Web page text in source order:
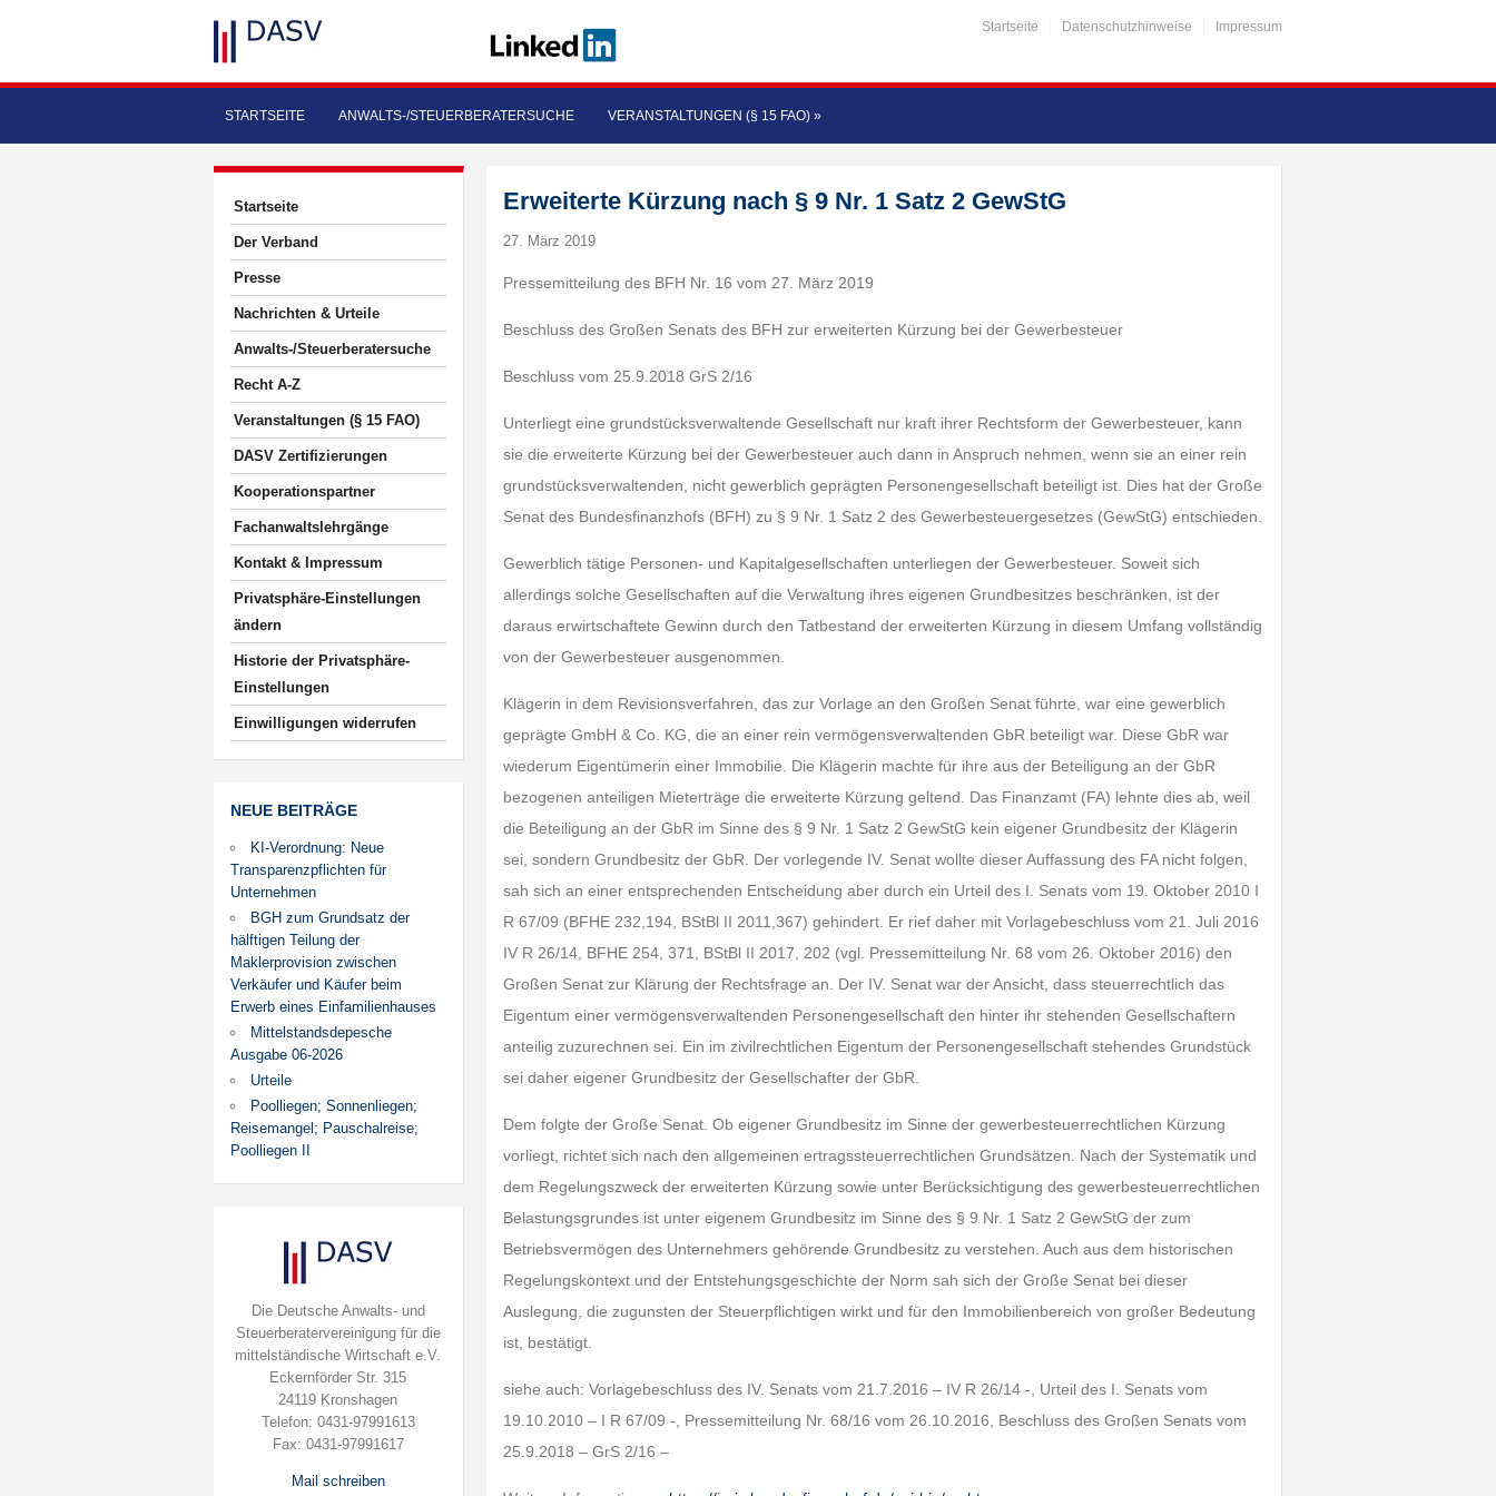
Startseite Datenschutzhinweise Impressum
STARTSEITE ANWALTS-/STEUERBERATERSUCHE VERANSTALTUNGEN (§ 15 FAO) »
Startseite
Der Verband
Presse
Nachrichten & Urteile
Anwalts-/Steuerberatersuche
Recht A-Z
Veranstaltungen (§ 15 FAO)
DASV Zertifizierungen
Kooperationspartner
Fachanwaltslehrgänge
Kontakt & Impressum
Privatsphäre-Einstellungen
ändern
Historie der Privatsphäre-
Einstellungen
Einwilligungen widerrufen
NEUE BEITRÄGE
KI-Verordnung: Neue
Transparenzpflichten für
Unternehmen
BGH zum Grundsatz der
hälftigen Teilung der
Maklerprovision zwischen
Verkäufer und Käufer beim
Erwerb eines Einfamilienhauses
Mittelstandsdepesche
Ausgabe 06-2026
Urteile
Poolliegen; Sonnenliegen;
Reisemangel; Pauschalreise;
Poolliegen II
Die Deutsche Anwalts- und
Steuerberatervereinigung für die
mittelständische Wirtschaft e.V.
Eckernförder Str. 315
24119 Kronshagen
Telefon: 0431-97991613
Fax: 0431-97991617
Mail schreiben
Erweiterte Kürzung nach § 9 Nr. 1 Satz 2 GewStG
27. März 2019
Pressemitteilung des BFH Nr. 16 vom 27. März 2019
Beschluss des Großen Senats des BFH zur erweiterten Kürzung bei der Gewerbesteuer
Beschluss vom 25.9.2018 GrS 2/16
Unterliegt eine grundstücksverwaltende Gesellschaft nur kraft ihrer Rechtsform der Gewerbesteuer, kann
sie die erweiterte Kürzung bei der Gewerbesteuer auch dann in Anspruch nehmen, wenn sie an einer rein
grundstücksverwaltenden, nicht gewerblich geprägten Personengesellschaft beteiligt ist. Dies hat der Große
Senat des Bundesfinanzhofs (BFH) zu § 9 Nr. 1 Satz 2 des Gewerbesteuergesetzes (GewStG) entschieden.
Gewerblich tätige Personen- und Kapitalgesellschaften unterliegen der Gewerbesteuer. Soweit sich
allerdings solche Gesellschaften auf die Verwaltung ihres eigenen Grundbesitzes beschränken, ist der
daraus erwirtschaftete Gewinn durch den Tatbestand der erweiterten Kürzung in diesem Umfang vollständig
von der Gewerbesteuer ausgenommen.
Klägerin in dem Revisionsverfahren, das zur Vorlage an den Großen Senat führte, war eine gewerblich
geprägte GmbH & Co. KG, die an einer rein vermögensverwaltenden GbR beteiligt war. Diese GbR war
wiederum Eigentümerin einer Immobilie. Die Klägerin machte für ihre aus der Beteiligung an der GbR
bezogenen anteiligen Mieterträge die erweiterte Kürzung geltend. Das Finanzamt (FA) lehnte dies ab, weil
die Beteiligung an der GbR im Sinne des § 9 Nr. 1 Satz 2 GewStG kein eigener Grundbesitz der Klägerin
sei, sondern Grundbesitz der GbR. Der vorlegende IV. Senat wollte dieser Auffassung des FA nicht folgen,
sah sich an einer entsprechenden Entscheidung aber durch ein Urteil des I. Senats vom 19. Oktober 2010 I
R 67/09 (BFHE 232,194, BStBl II 2011,367) gehindert. Er rief daher mit Vorlagebeschluss vom 21. Juli 2016
IV R 26/14, BFHE 254, 371, BStBl II 2017, 202 (vgl. Pressemitteilung Nr. 68 vom 26. Oktober 2016) den
Großen Senat zur Klärung der Rechtsfrage an. Der IV. Senat war der Ansicht, dass steuerrechtlich das
Eigentum einer vermögensverwaltenden Personengesellschaft den hinter ihr stehenden Gesellschaftern
anteilig zuzurechnen sei. Ein im zivilrechtlichen Eigentum der Personengesellschaft stehendes Grundstück
sei daher eigener Grundbesitz der Gesellschafter der GbR.
Dem folgte der Große Senat. Ob eigener Grundbesitz im Sinne der gewerbesteuerrechtlichen Kürzung
vorliegt, richtet sich nach den allgemeinen ertragssteuerrechtlichen Grundsätzen. Nach der Systematik und
dem Regelungszweck der erweiterten Kürzung sowie unter Berücksichtigung des gewerbesteuerrechtlichen
Belastungsgrundes ist unter eigenem Grundbesitz im Sinne des § 9 Nr. 1 Satz 2 GewStG der zum
Betriebsvermögen des Unternehmers gehörende Grundbesitz zu verstehen. Auch aus dem historischen
Regelungskontext und der Entstehungsgeschichte der Norm sah sich der Große Senat bei dieser
Auslegung, die zugunsten der Steuerpflichtigen wirkt und für den Immobilienbereich von großer Bedeutung
ist, bestätigt.
siehe auch: Vorlagebeschluss des IV. Senats vom 21.7.2016 – IV R 26/14 -, Urteil des I. Senats vom
19.10.2010 – I R 67/09 -, Pressemitteilung Nr. 68/16 vom 26.10.2016, Beschluss des Großen Senats vom
25.9.2018 – GrS 2/16 –